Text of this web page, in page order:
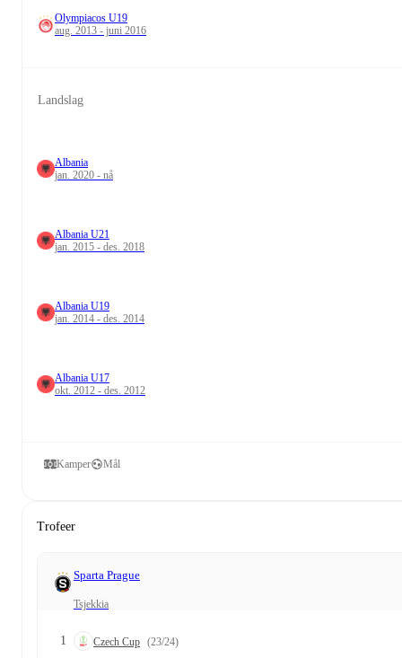
Olympiacos U19
aug. 2013 - juni 2016
Landslag
Albania
jan. 2020 - nå
Albania U21
jan. 2015 - des. 2018
Albania U19
jan. 2014 - des. 2014
Albania U17
okt. 2012 - des. 2012
Kamper Mål
Trofeer
Sparta Prague
Tsjekkia
1 Czech Cup (23/24)